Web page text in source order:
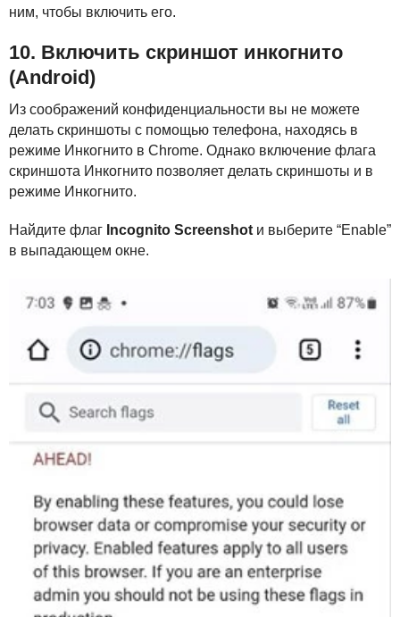
ним, чтобы включить его.
10. Включить скриншот инкогнито
(Android)
Из соображений конфиденциальности вы не можете
делать скриншоты с помощью телефона, находясь в
режиме Инкогнито в Chrome. Однако включение флага
скриншота Инкогнито позволяет делать скриншоты и в
режиме Инкогнито.
Найдите флаг Incognito Screenshot и выберите “Enable”
в выпадающем окне.